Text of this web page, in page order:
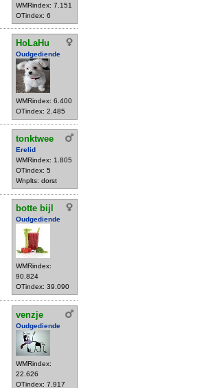
WMRindex: 7.151
OTindex: 6
HoLaHu
Oudgediende
WMRindex: 6.400
OTindex: 2.485
tonktwee
Erelid
WMRindex: 1.805
OTindex: 5
Wnplts: dorst
botte bijl
Oudgediende
WMRindex:
90.824
OTindex: 39.090
venzje
Oudgediende
WMRindex:
22.626
OTindex: 7.917